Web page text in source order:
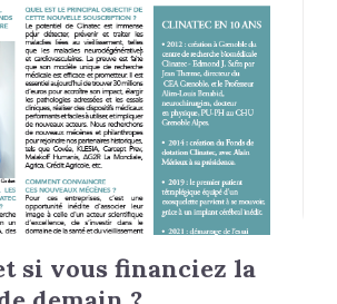
si vous financiez la